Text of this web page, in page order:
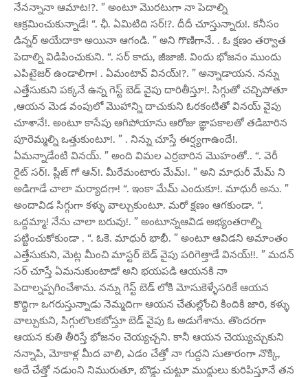
నేనన్నానా ఆమాట!?. ” అంటూ మొరటుగా నా పెదాల్ని
ఆక్రమించుకున్నాడే! “. ఛీ. ఏమిటిది సర్!?. దీదీ చూస్తున్నారు!. కనీసం
డిన్నర్ అయేదాకా అయినా ఆగండి. ” అని గొణిగానే. . ఓ క్షణం తర్వాత
పెదాల్ని విడిపించుకుని. “. సర్ కాదు, జీజాజీ. విందు భోజనం ముందు
ఎపిటైజర్ ఉండాలిగా! . ఏమంటావ్ వినయ్!?. ” అన్నాడాయన. నన్ను
ఎత్తేసుకుని పక్కనే ఉన్న గెస్ట్ బెడ్ వైపు దారితీస్తూ!. సిగ్గుతో చచ్చిపోతూ
,ఆయన మెడ వంపులో మొహాన్ని దాచుకుని ఓరకంటితో వినయ్ వైపు
చూశానే!. అంటూ కాసేపు ఆగిపోయాను ఆరోజు ఙ్ఞాపకాలతో తడిబారిన
పూరెమ్మల్ని ఒత్తుకుంటూ!. ” . నిన్ను చూస్తే ఈర్ష్యగాఉందే!.
ఏమన్నాడేంటి వినయ్. ” అంది విమల ఎర్రబారిన మొహంతో.. “. వెరీ
రైట్ సర్!. ప్లీజ్ గో ఆన్!. మీరేమంటారు మేమ్!. ” అని మాధురీ మేమ్ ని
అడిగాడే చాలా మర్యాదగా! “. ఇంకా మేమ్ ఎందుకూ!. మాధురీ అను. ”
అందావిడ సిగ్గుగా కళ్ళు వాల్చుకుంటూ. మరో క్షణం ఆగకుండా. “.
ఒద్దమ్మా! నేను చాలా బరువు!. ” అంటూన్నఆవిడ అభ్యంతరాల్ని
పట్టించుకోకుండా . “. ఓకె. మాధురీ భాభీ. ” అంటూ ఆవిడని అమాంతం
ఎత్తేసుకుని, మెట్ల మీంచి మాస్టర్ బెడ్ వైపు పరిగెత్తాడే వినయ్!!. ” మదన్
సర్ చూస్తే ఏమనుకుంటాడో అని భయపడి ఆయనకి నా
పెదాల్నప్పగించేశాను. నన్ను గెస్ట్ బెడ్ లోకి మోసుకెళ్ళేసరికే ఆయన
కొద్దిగా ఒగరుస్తున్నాడు నెమ్మదిగా ఆయన చేతుల్లోంచి కిందికి జారి, కళ్ళు
వాల్చుకుని, సిగ్గులొలకబోస్తూ బెడ్ వైపు ఓ అడుగేశాను. తొందరగా
ఆయన కుతి తీరిస్తే భోజనం చెయ్యచ్చని. కానీ ఆయన చెయ్యుచ్చుకుని
నన్నాపి, మోకాళ్ల మీద వాలి, ఎడం చేత్తో నా గుద్దని సుతారంగా నొక్కి,
అదే చేత్తో నడుంని నిమురుతూ, బొడ్డు చుట్టూ ముద్దులు కురిపిస్తూనే తన